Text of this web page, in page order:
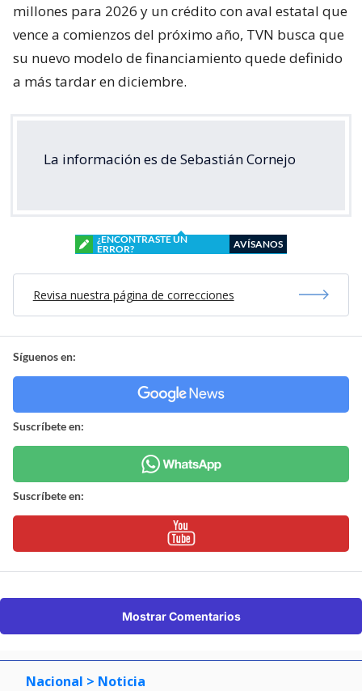
millones para 2026 y un crédito con aval estatal que
vence a comienzos del próximo año, TVN busca que
su nuevo modelo de financiamiento quede definido
a más tardar en diciembre.
La información es de Sebastián Cornejo
¿ENCONTRASTE UN
ERROR?
AVÍSANOS
Revisa nuestra página de correcciones
Síguenos en:
Suscríbete en:
Suscríbete en:
Mostrar Comentarios
Nacional > Noticia